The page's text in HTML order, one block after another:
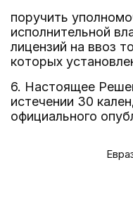
поручить
исполнительной
лицензий на ввоз
которых
6. Настоящее
истечении 30
официального